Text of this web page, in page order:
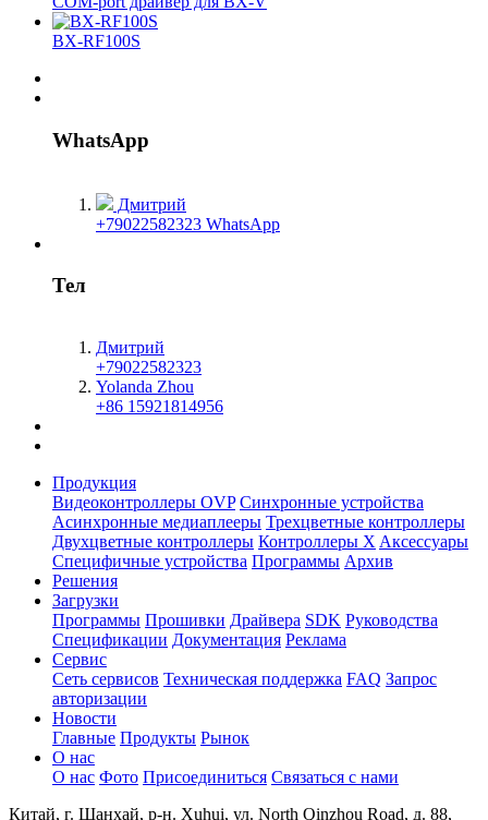
BX-RF100S
WhatsApp
Дмитрий
+79022582323 WhatsApp
Тел
Дмитрий
+79022582323
Yolanda Zhou
+86 15921814956
Продукция
Видеоконтроллеры OVP Синхронные устройства
Асинхронные медиаплееры Трехцветные контроллеры
Двухцветные контроллеры Контроллеры X Aксессуары
Специфичные устройства Программы Архив
Решения
Загрузки
Программы Прошивки Драйвера SDK Руководства
Спецификации Документация Реклама
Сервис
Сеть сервисов Техническая поддержка FAQ Запрос
авторизации
Новости
Главные Продукты Рынок
О нас
О нас Фото Присоединиться Связаться с нами
Китай, г. Шанхай, р-н. Xuhui, ул. North Qinzhou Road, д. 88,